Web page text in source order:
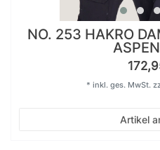
NO. 253 HAKRO
Artikel
* inkl. ges. MwSt.